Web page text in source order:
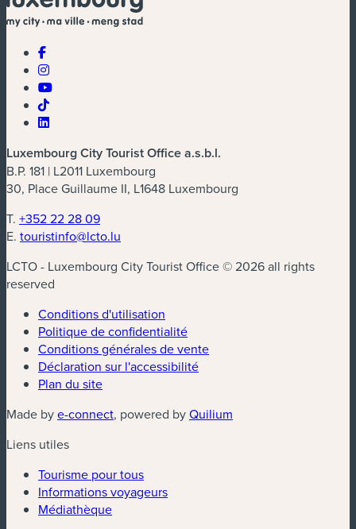
Luxembourg City Tourist Office a.s.b.l.
B.P. 181 | L2011 Luxembourg
30, Place Guillaume II, L1648 Luxembourg
T. +352 22 28 09
E. touristinfo@lcto.lu
LCTO - Luxembourg City Tourist Office © 2026 all rights
reserved
Conditions d'utilisation
Politique de confidentialité
Conditions générales de vente
Déclaration sur l'accessibilité
Plan du site
Made bye-connect(nouvelle fenêtre)
, powered byQuilium
Liens utiles
Tourisme pour tous
Informations voyageurs
Médiathèque